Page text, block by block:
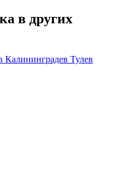
в других
Калининградев Тулев